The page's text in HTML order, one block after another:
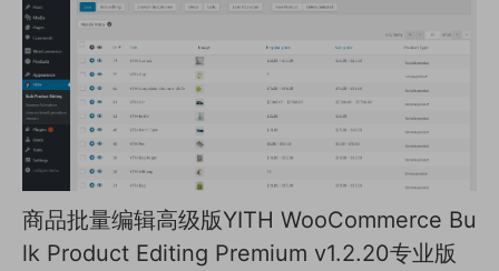
插件wordpress主题模板编辑神器页面生
成器插件 wp响应式主题模板编辑生成器
公司主题模板外贸跨境电商模板编辑工具
/3.27.x /3.26.3 强大先进的网站构建器
插件wordpress主题模板编辑神器页面生
成器插件 wp响应式主题模板编辑生成器
公司主题模板外贸跨境电商模板编辑工具
v3.29.2 / v3.29.1 / v3.29.0 / v3.28.x
/3.27.x /3.26.3 强大先进的网站构建器
插件wordpress主题模板编辑神器页面生
成器插件 wp响应式主题模板编辑生成器
公司主题模板外贸跨境电商模板编辑工具
Custom Fields Pro v6.7.0.2 / v6.5.1 /
v6.4.3 / v6.4.2 / v6.4.1 / v6.4.0.1
/v6.3.12 高级自定义字段专业版
Wordpress插件ACF PRO
v*******
商品批量编辑高级版YITH WooCommerce Bu
lk Product Editing Premium v1.2.20专业版